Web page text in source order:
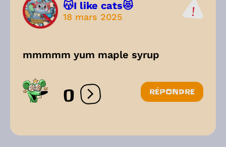
😽I like cats😻
18 mars 2025
mmmmm yum maple syrup
0 Ouvrir les réactions
RÉPONDRE